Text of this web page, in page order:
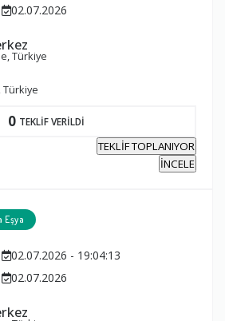
02.07.2026
Türkiye
Türkiye
0 TEKLİF VERİLDİ
TEKLİF TOPLANIYOR
İNCELE
Eşya
02.07.2026 - 19:04:13
02.07.2026